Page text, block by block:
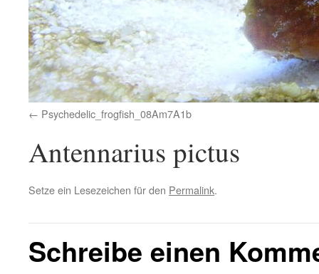
Psychedelic_frogfish_08Am7A1b
Antennarius pictus
Setze ein Lesezeichen für den Permalink.
Schreibe einen